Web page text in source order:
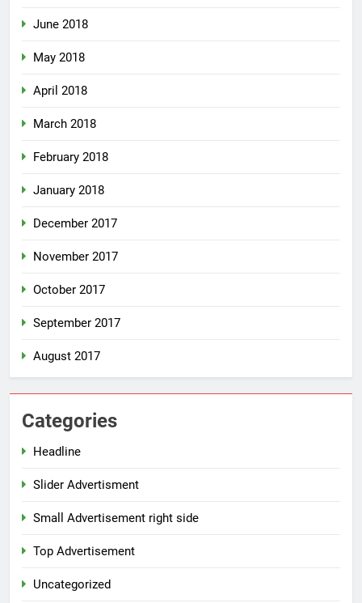
June 2018
May 2018
April 2018
March 2018
February 2018
January 2018
December 2017
November 2017
October 2017
September 2017
August 2017
Categories
Headline
Slider Advertisment
Small Advertisement right side
Top Advertisement
Uncategorized